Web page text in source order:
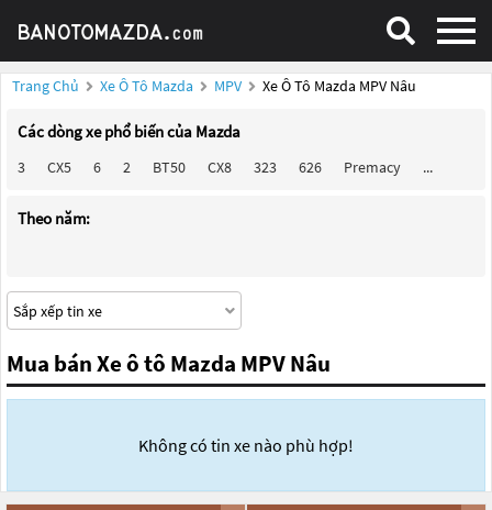
Trang Chủ Xe Ô Tô Mazda MPV Xe Ô Tô Mazda MPV Nâu
Các dòng xe phổ biến của Mazda
3 CX5 6 2 BT50 CX8 323 626 Premacy ...
Theo năm:
Mua bán Xe ô tô Mazda MPV Nâu
Không có tin xe nào phù hợp!